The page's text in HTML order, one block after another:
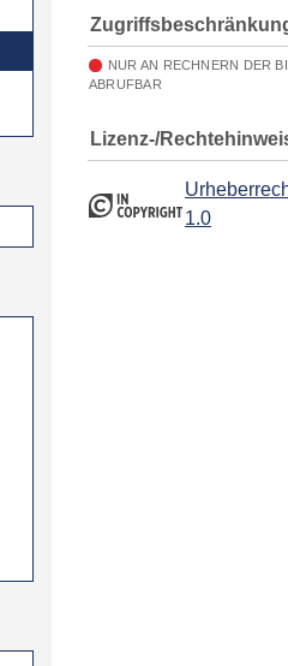
NUR AN RECHNERN DER
ABRUFBAR
Lizenz-/
1.0